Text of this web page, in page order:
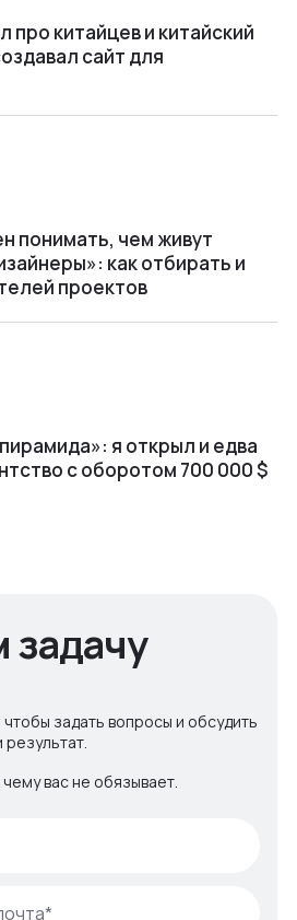
про китайцев и китайский
сайт для
понимать, чем живут
как отбирать и
проектов
я открыл и едва
с оборотом 700 000 $
задачу
задать вопросы и обсудить
результат.
вас не обязывает.